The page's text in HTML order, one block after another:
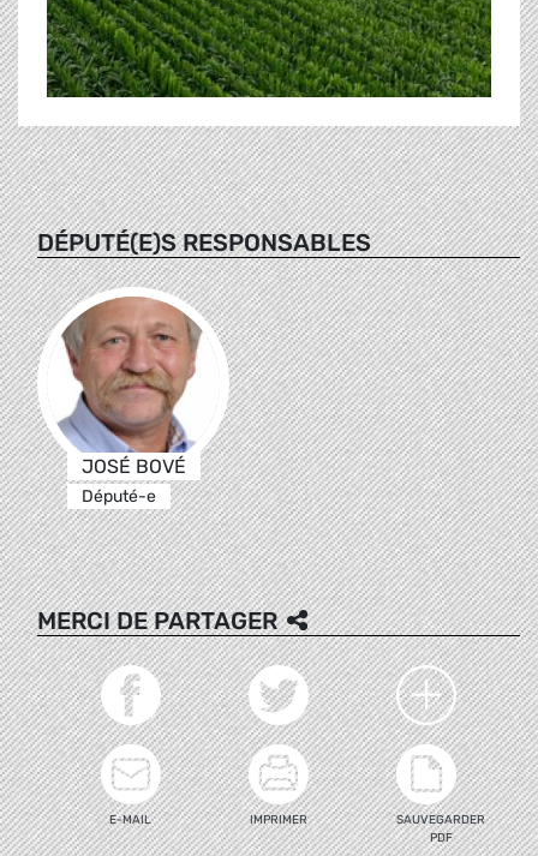
DÉPUTÉ(E)S RESPONSABLES
JOSÉ BOVÉ
Député-e
MERCI DE PARTAGER
E-MAIL IMPRIMER
SAUVEGARDER
PDF